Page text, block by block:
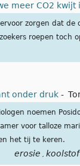
meer CO2 kwijt
zorgen dat
roepen toch
onder druk -
noemen
voor talloze
het tij te keren.
erosie koolstof